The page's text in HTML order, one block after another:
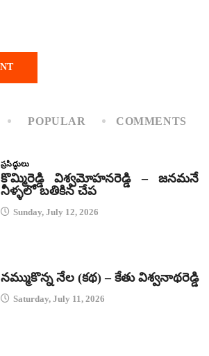
POPULAR COMMENTS
ప్రసిద్ధులు
కొమ్మిరెడ్డి విశ్వమోహనరెడ్డి – జనమనే
నీళ్ళలో బతికిన చేప
Sunday, July 12, 2026
నమ్ముకొన్న నేల (కథ) – కేతు విశ్వనాథరెడ్డి
Saturday, July 11, 2026